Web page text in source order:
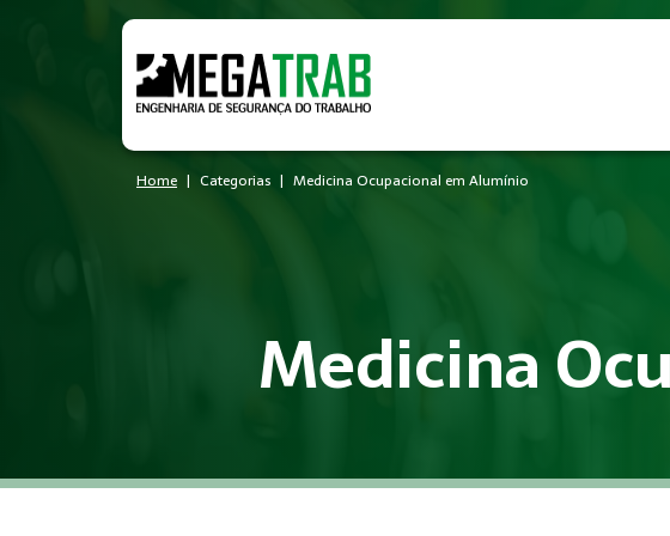
Home Categorias Medicina Ocupacional em Alumínio
Medicina
Medicina Ocupacional é um conjunto de medidas técnicas e